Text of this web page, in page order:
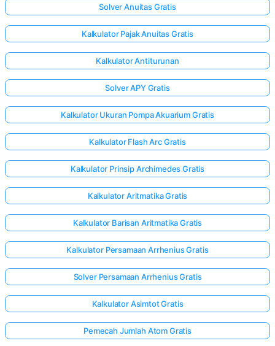
Solver Anuitas Gratis
Kalkulator Pajak Anuitas Gratis
Kalkulator Antiturunan
Solver APY Gratis
Kalkulator Ukuran Pompa Akuarium Gratis
Kalkulator Flash Arc Gratis
Kalkulator Prinsip Archimedes Gratis
Kalkulator Aritmatika Gratis
Kalkulator Barisan Aritmatika Gratis
Kalkulator Persamaan Arrhenius Gratis
Solver Persamaan Arrhenius Gratis
Kalkulator Asimtot Gratis
Pemecah Jumlah Atom Gratis